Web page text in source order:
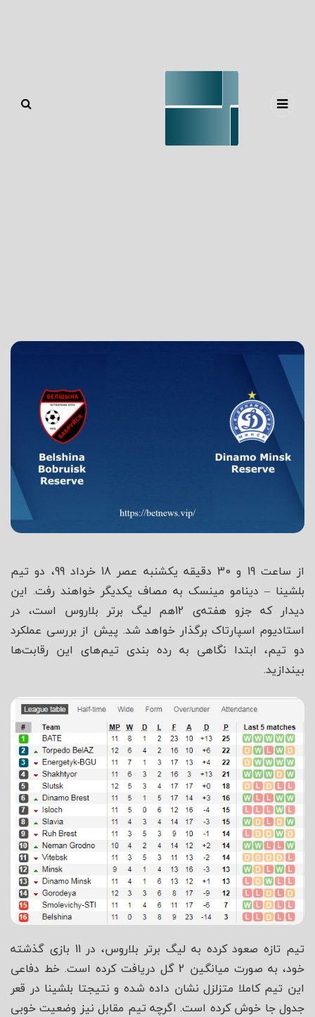
از ساعت 19 و 30 دقیقه یکشنبه عصر 18 خرداد 99، دو تیم
بلشینا – دینامو مینسک به مصاف یکدیگر خواهند رفت. این
دیدار که جزو هفته‌ی 12هم لیگ برتر بلاروس است، در
استادیوم اسپارتاک برگذار خواهد شد. پیش از بررسی عملکرد
دو تیم، ابتدا نگاهی به رده بندی تیم‌های این رقابت‌ها
بیندازید.
تیم تازه صعود کرده به لیگ برتر بلاروس، در 11 بازی گذشته
خود، به صورت میانگین 2 گل دریافت کرده است. خط دفاعی
این تیم کاملا متزلزل نشان داده شده و نتیجتا بلشینا در قعر
جدول جا خوش کرده است. اگرچه تیم مقابل نیز وضعیت خوبی